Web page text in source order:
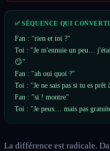
✅ SÉQUENCE QUI
Fan : "rien et toi ?"
Toi : "Je m'ennuie un peu…
😏"
Fan : "ah oui quoi ?"
Toi : "Je ne sais pas si tu es
Fan : "si ! montre"
Toi : "Je peux… mais pas
La différence est radicale.